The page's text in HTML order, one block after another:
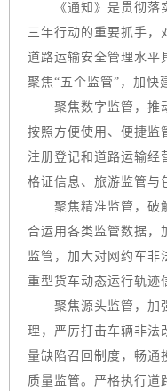
《通知》是贯彻落实
三年行动的重要抓手，
道路运输安全管理水平
聚焦“五个监管”，加快
聚焦数字监管，推动
按照方便使用、便捷监
注册登记和道路运输经
格证信息、旅游监管与
聚焦精准监管，破解
合运用各类监管数据，
监管，加大对网约车非
重型货车动态运行轨迹
聚焦源头监管，加强
理，严厉打击车辆非法
量缺陷召回制度，畅通
质量监管。严格执行道